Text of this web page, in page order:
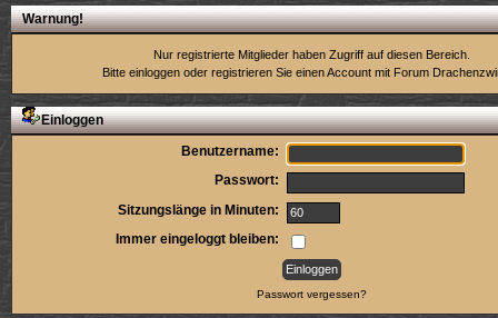
Warnung!
Nur registrierte Mitglieder haben Zugriff auf diesen Bereich.
Bitte einloggen oder registrieren Sie einen Account mit Forum
Einloggen
Benutzername:
Passwort:
Sitzungslänge in Minuten:
Immer eingeloggt bleiben:
Passwort vergessen?